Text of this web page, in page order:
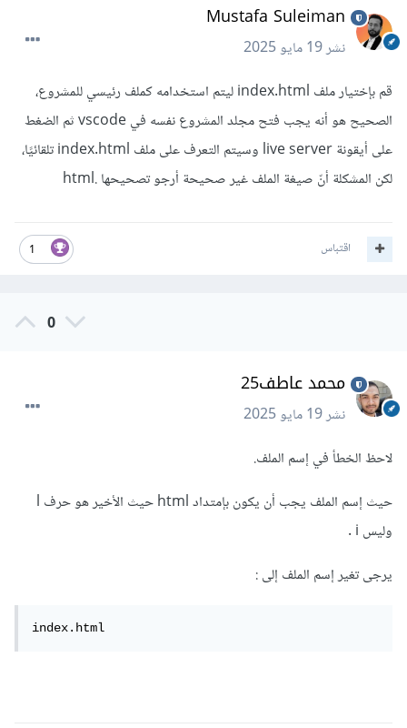
Mustafa Suleiman
نشر19 مايو 2025
قم بإختيار ملف index.html ليتم استخدامه كملف رئيسي للمشروع،
الصحيح هو أنه يجب فتح مجلد المشروع نفسه في vscode ثم الضغط
على أيقونة live server وسيتم التعرف على ملف index.html تلقائيًا،
لكن المشكلة أنّ صيغة الملف غير صحيحة أرجو تصحيحها .html
1 اقتباس
0
محمد عاطف25
نشر19 مايو 2025
لاحظ الخطأ في إسم الملف.
وليس i .
يرجى تغير إسم الملف إلى
index.html